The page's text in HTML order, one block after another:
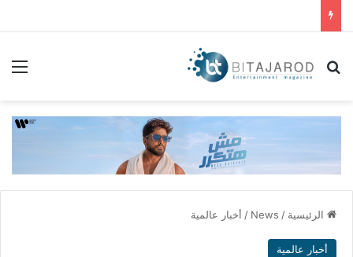
بحث عن
الرئيسية /
News
/ أخبار عالمية
أخبار عالمية